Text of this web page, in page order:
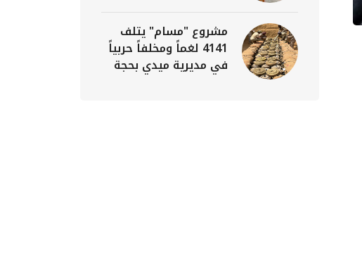
مشروع "مسام" يتلف
4141 لغماً ومخلفاً حربياً
في مديرية ميدي بحجة